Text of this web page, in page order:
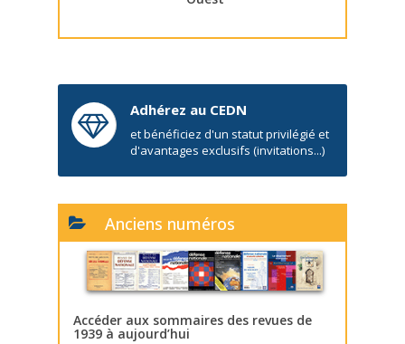
Adhérez au CEDN
et bénéficiez d'un statut privilégié et
d'avantages exclusifs (invitations...)
Anciens numéros
Accéder aux sommaires des revues de
1939 à aujourd’hui